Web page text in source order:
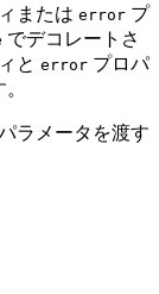
または error プ
でデコレートさ
と error プロパ
ラメータを渡す